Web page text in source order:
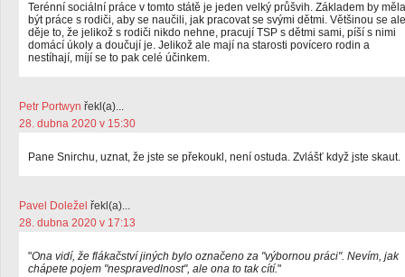
Terénní sociální práce v tomto státě je jeden velký průšvih. Základem by měla
být práce s rodiči, aby se naučili, jak pracovat se svými dětmi. Většinou se ale
děje to, že jelikož s rodiči nikdo nehne, pracují TSP s dětmi sami, píší s nimi
domácí úkoly a doučují je. Jelikož ale mají na starosti povícero rodin a
nestíhají, míjí se to pak celé účinkem.
Petr Portwyn řekl(a)...
28. dubna 2020 v 15:30
Pane Snirchu, uznat, že jste se překoukl, není ostuda. Zvlášť když jste skaut.
Pavel Doležel řekl(a)...
28. dubna 2020 v 17:13
"Ona vidí, že flákačství jiných bylo označeno za "výbornou práci". Nevím, jak
chápete pojem "nespravedlnost", ale ona to tak cítí."